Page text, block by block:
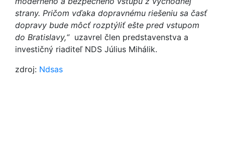
strany. Pričom vďaka dopravnému riešeniu sa časť
dopravy bude môcť rozptýliť ešte pred vstupom
do Bratislavy,“uzavrel člen predstavenstva a
investičný riaditeľ NDS Július Mihálik.
zdroj: Ndsas